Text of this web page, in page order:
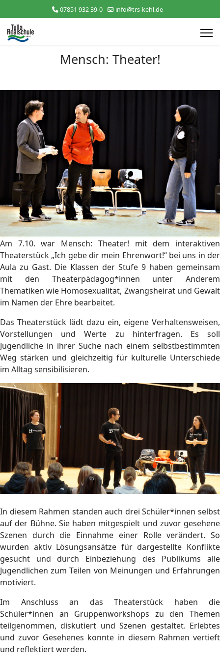
07851 932 39-0 info@trs-kehl.de
Mensch: Theater!
Am 7.10. war Mensch: Theater! mit dem interaktiven
Theaterstück „Ich gebe dir mein Ehrenwort!“ bei uns in der
Aula zu Gast. Die Klassen der Stufe 9 haben gemeinsam
mit den Theaterpädagog*innen unter Anderem
Thematiken wie Homosexualität, Zwangsheirat und Gewalt
im Namen der Ehre bearbeitet.
Das Theaterstück lädt dazu ein, eigene Verhaltensweisen,
Vorstellungen und Werte zu hinterfragen. Es soll
Jugendliche in ihrer Suche nach einem selbstbestimmten
Weg stärken und gleichzeitig für kulturelle Unterschiede
im Alltag sensibilisieren.
In diesem Rahmen standen auch drei Schüler*innen selbst
auf der Bühne. Sie haben mitgespielt und zuvor gesehene
Szenen durch die Einnahme einer Rolle verändert. So
wurden aktiv Lösungsansätze für dargestellte Konflikte
gesucht und durch Einbeziehung des Publikums alle
Jugendlichen zum Teilen von Meinungen und Erfahrungen
motiviert.
Im Anschluss an das Theaterstück haben die
Schüler*innen an Gruppenworkshops zu den Themen
teilgenommen, diskutiert und Szenen gestaltet. Erlebtes
und zuvor Gesehenes konnte in diesem Rahmen vertieft
und reflektiert werden.